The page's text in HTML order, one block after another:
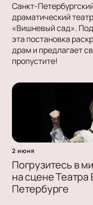
Санкт-
драматический
«Вишневый сад».
эта постановка
драм и предлагает
пропустите!
2 июня
Погрузитесь в
на сцене Театра
Петербурге